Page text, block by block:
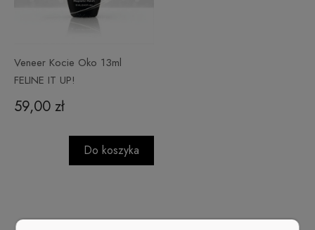
Veneer Kocie Oko 13ml
FELINE IT UP!
59,00 zł
Do koszyka